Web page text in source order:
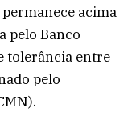
acima
pelo Banco
tolerância entre
pelo